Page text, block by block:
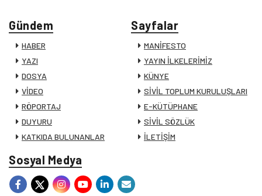
Gündem
HABER
YAZI
DOSYA
VİDEO
RÖPORTAJ
DUYURU
KATKIDA BULUNANLAR
Sayfalar
MANİFESTO
YAYIN İLKELERİMİZ
KÜNYE
SİVİL TOPLUM KURULUŞLARI
E-KÜTÜPHANE
SİVİL SÖZLÜK
İLETİŞİM
Sosyal Medya